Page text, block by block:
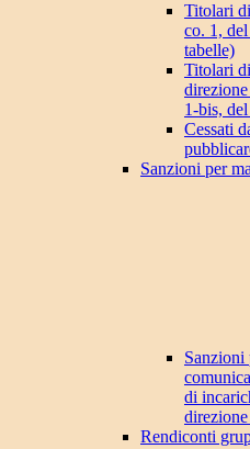
Titolari
co. 1,
tabelle)
Titolari
1-bis,
Cessati
Sanzioni per
Sanzioni
di
Rendiconti